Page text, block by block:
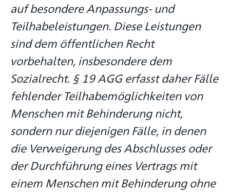
auf besondere Anpassungs- und
Teilhabeleistungen. Diese Leistungen
sind dem öffentlichen Recht
vorbehalten, insbesondere dem
Sozialrecht. § 19 AGG erfasst daher Fälle
fehlender Teilhabemöglichkeiten von
Menschen mit Behinderung nicht,
sondern nur diejenigen Fälle, in denen
die Verweigerung des Abschlusses oder
der Durchführung eines Vertrags mit
einem Menschen mit Behinderung ohne